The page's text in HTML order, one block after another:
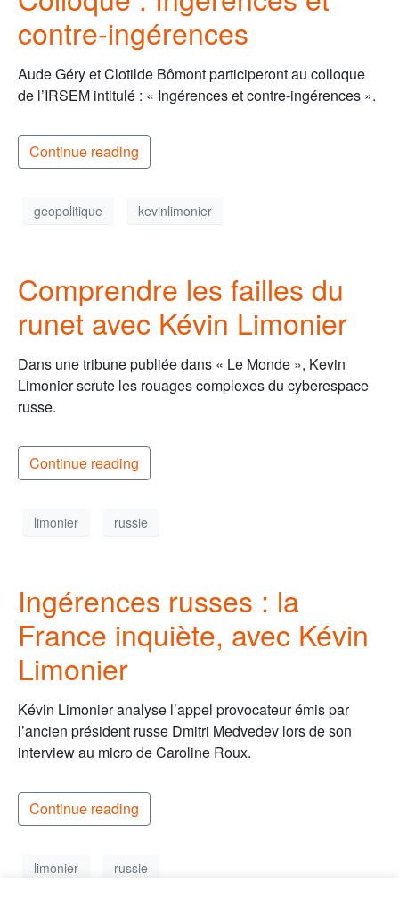
contre-ingérences
Aude Géry et Clotilde Bômont participeront au colloque
de l’IRSEM intitulé : « Ingérences et contre-ingérences ».
Continue reading
geopolitique kevinlimonier
Comprendre les failles du
runet avec Kévin Limonier
Dans une tribune publiée dans « Le Monde », Kevin
Limonier scrute les rouages complexes du cyberespace
russe.
Continue reading
limonier russie
Ingérences russes : la
France inquiète, avec Kévin
Limonier
Kévin Limonier analyse l’appel provocateur émis par
l’ancien président russe Dmitri Medvedev lors de son
interview au micro de Caroline Roux.
Continue reading
limonier russie